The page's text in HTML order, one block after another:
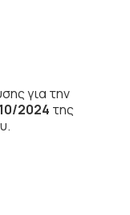
για την
2024 της